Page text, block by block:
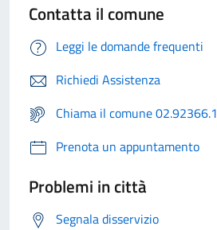
Contatta il comune
Leggi le domande frequenti
Richiedi Assistenza
Chiama il comune 02.92366.1
Prenota un appuntamento
Problemi in città
Segnala disservizio